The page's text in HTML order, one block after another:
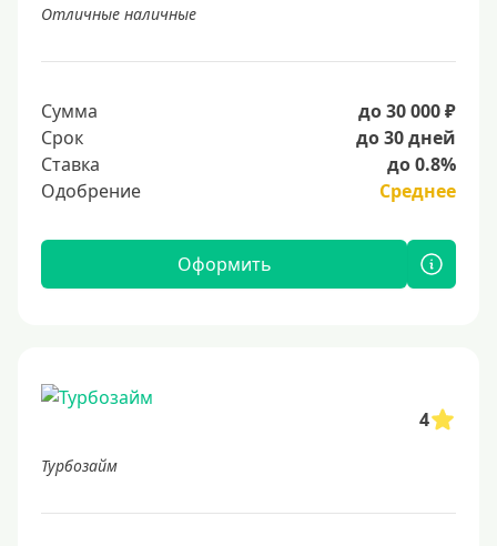
Отличные наличные
Сумма
до 30 000 ₽
Срок
до 30 дней
Ставка
до 0.8%
Одобрение
Среднее
Оформить
4
Турбозайм